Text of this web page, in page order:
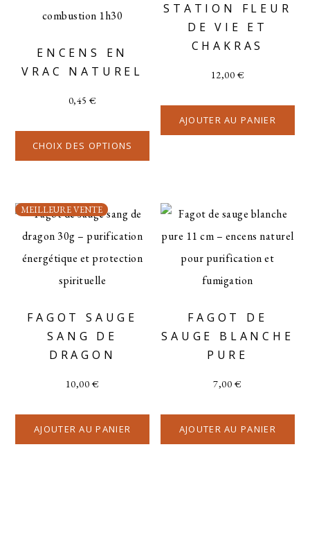
ENCENS EN
VRAC NATUREL
0,45€
CHOIX DES OPTIONS
STATION FLEUR
DE VIE ET
CHAKRAS
12,00€
AJOUTER AU PANIER
MEILLEURE VENTE
FAGOT SAUGE
SANG DE
DRAGON
10,00€
AJOUTER AU PANIER
FAGOT DE
SAUGE BLANCHE
PURE
7,00€
AJOUTER AU PANIER